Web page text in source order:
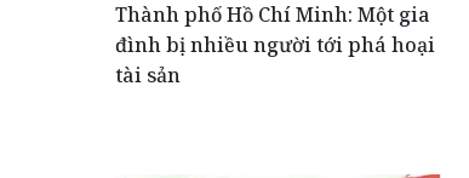
Thành phố Hồ Chí Minh: Một gia
đình bị nhiều người tới phá hoại
tài sản